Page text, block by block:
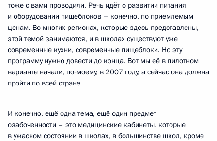
тоже с вами проводили. Речь идёт о развитии питания
и оборудовании пищеблоков – конечно, по приемлемым
ценам. Во многих регионах, которые здесь представлены,
этой темой занимаются, и в школах существуют уже
современные кухни, современные пищеблоки. Но эту
программу нужно довести до конца. Вот мы её в пилотном
варианте начали, по‑моему, в 2007 году, а сейчас она должна
пройти по всей стране.
И конечно, ещё одна тема, ещё один предмет
озабоченности – это медицинские кабинеты, которые
в ужасном состоянии в школах, в большинстве школ, кроме